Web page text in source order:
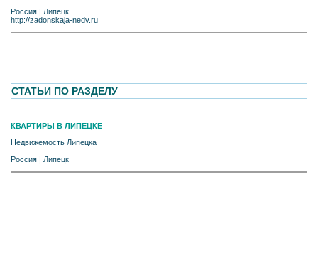
Россия | Липецк
http://zadonskaja-nedv.ru
СТАТЬИ ПО РАЗДЕЛУ
КВАРТИРЫ В ЛИПЕЦКЕ
Недвижемость Липецка
Россия | Липецк